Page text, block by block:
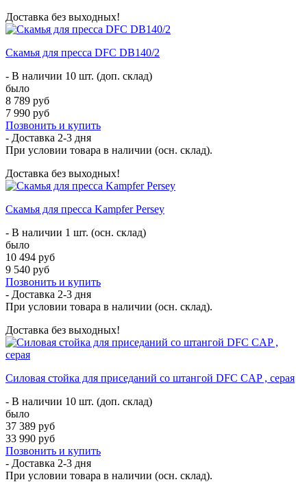
Доставка без выходных!
Скамья для пресса DFC DB140/2
- В наличии 10 шт. (доп. склад)
было
8 789 руб
7 990 руб
Позвонить и купить
- Доставка 2-3 дня
При условии товара в наличии (осн. склад).
Доставка без выходных!
Скамья для пресса Kampfer Persey
- В наличии 1 шт. (осн. склад)
было
10 494 руб
9 540 руб
Позвонить и купить
- Доставка 2-3 дня
При условии товара в наличии (осн. склад).
Доставка без выходных!
Силовая стойка для приседаний со штангой DFC CAP , серая
- В наличии 10 шт. (доп. склад)
было
37 389 руб
33 990 руб
Позвонить и купить
- Доставка 2-3 дня
При условии товара в наличии (осн. склад).